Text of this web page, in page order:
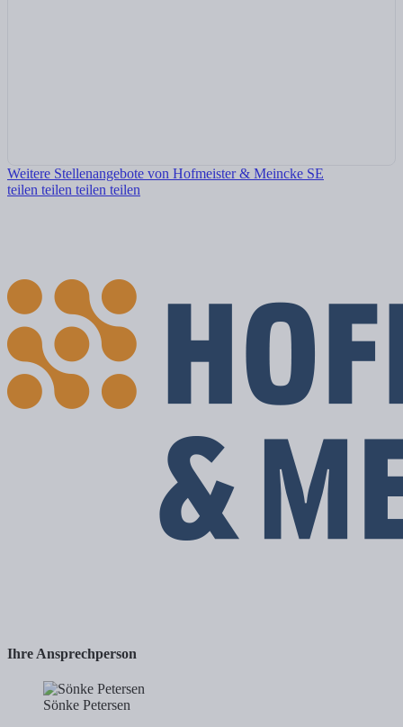
Weitere Stellenangebote von Hofmeister & Meincke SE
teilen teilen teilen teilen
Ihre Ansprechperson
Sönke Petersen